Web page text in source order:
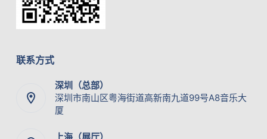
联系方式
深圳（总部）
深圳市南山区粤海街道高新南九道99号A8音乐大
厦